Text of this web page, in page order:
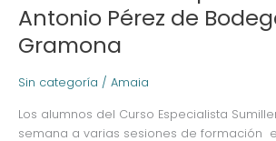
Antonio Pérez de
Gramona
Sin categoría / Amaia
Los alumnos del Curso Especialista
semana a varias sesiones de formación
vinos
espumosos
Antonio
de